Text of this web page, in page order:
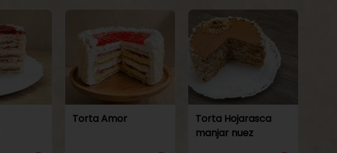
Torta Amor
Torta Hojarasca
manjar nuez